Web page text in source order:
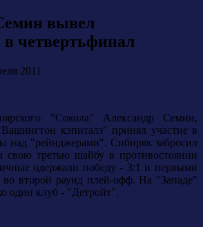
вывел
четвертьфинал
2011
"Сокола" Александр Семин,
кэпиталз" принял участие в
над "рейнджерами". Сибиряк забросил
свою третью шайбу в противостоянии
одержали победу - 3:1 и первыми
второй раунд плей-офф. На "Западе"
один клуб - "Детройт".